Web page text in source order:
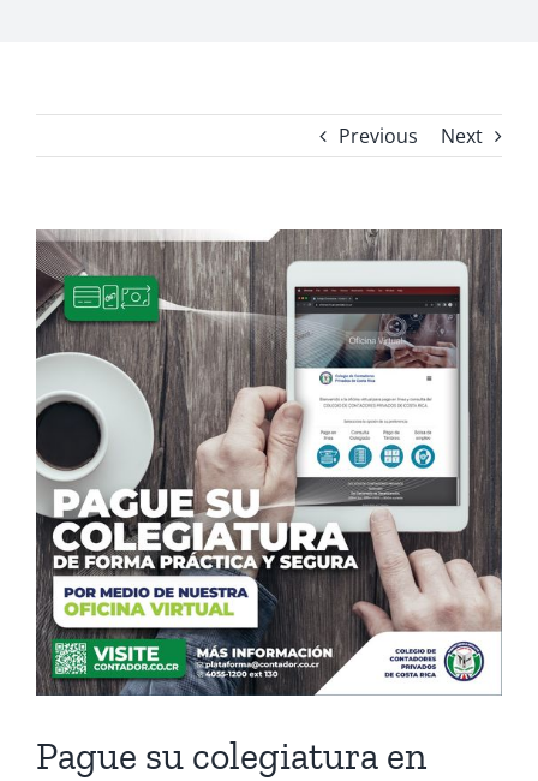
Previous Next
View
Larger
Image
Pague su colegiatura en